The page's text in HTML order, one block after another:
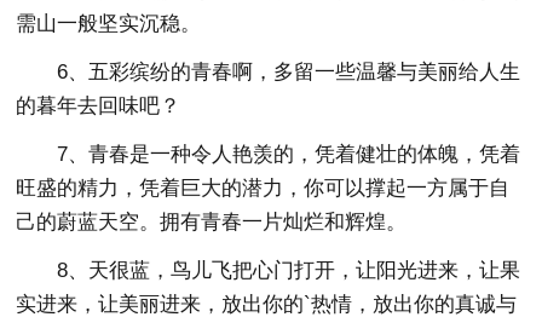
需山一般坚实沉稳。
6、五彩缤纷的青春啊，多留一些温馨与美丽给人生
的暮年去回味吧？
7、青春是一种令人艳羡的，凭着健壮的体魄，凭着
旺盛的精力，凭着巨大的潜力，你可以撑起一方属于自
己的蔚蓝天空。拥有青春一片灿烂和辉煌。
8、天很蓝，鸟儿飞把心门打开，让阳光进来，让果
实进来，让美丽进来，放出你的`热情，放出你的真诚与